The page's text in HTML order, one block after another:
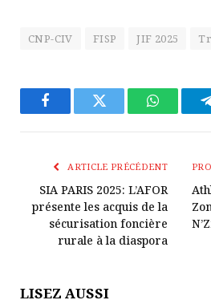
CNP-CIV FISP JIF 2025
FacebookTwitter
ARTICLE PRÉCÉDENT
SIA PARIS 2025: L’AFOR
présente les acquis de la
sécurisation foncière
rurale à la diaspora
LISEZ AUSSI